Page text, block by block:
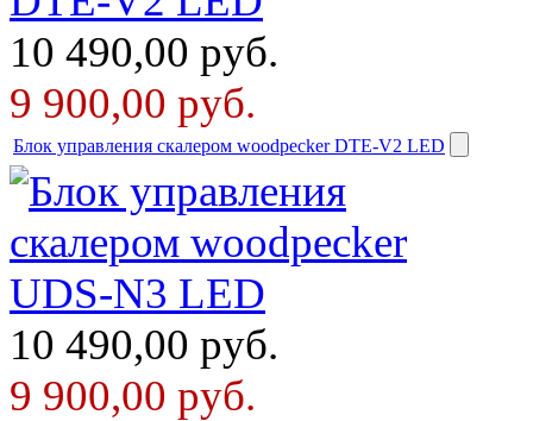
10 490,00 руб.
9 900,00 руб.
Блок управления скалером woodpecker DTE-V2 LED
10 490,00 руб.
9 900,00 руб.